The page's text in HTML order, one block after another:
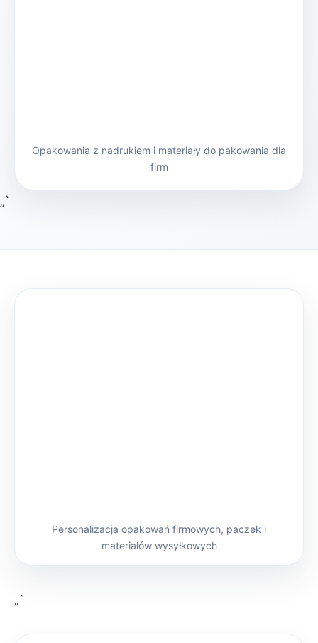
Opakowania z nadrukiem i materiały do pakowania dla
firm
„`
Personalizacja opakowań firmowych, paczek i
materiałów wysyłkowych
„`